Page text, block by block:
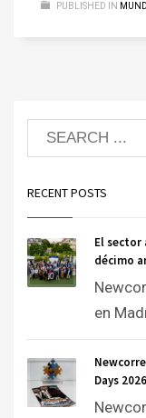
PUBLISHED IN
RECENT POSTS
El sector
décimo
en
Days